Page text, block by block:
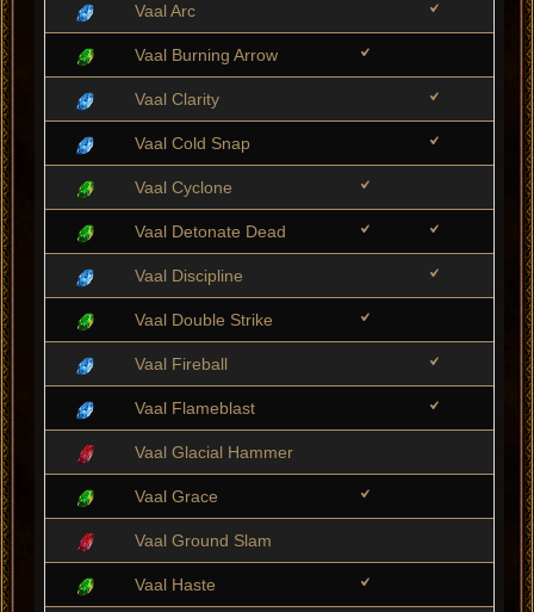
Vaal Arc
Vaal Burning Arrow
Vaal Clarity
Vaal Cold Snap
Vaal Cyclone
Vaal Detonate Dead
Vaal Discipline
Vaal Double Strike
Vaal Fireball
Vaal Flameblast
Vaal Glacial Hammer
Vaal Grace
Vaal Ground Slam
Vaal Haste